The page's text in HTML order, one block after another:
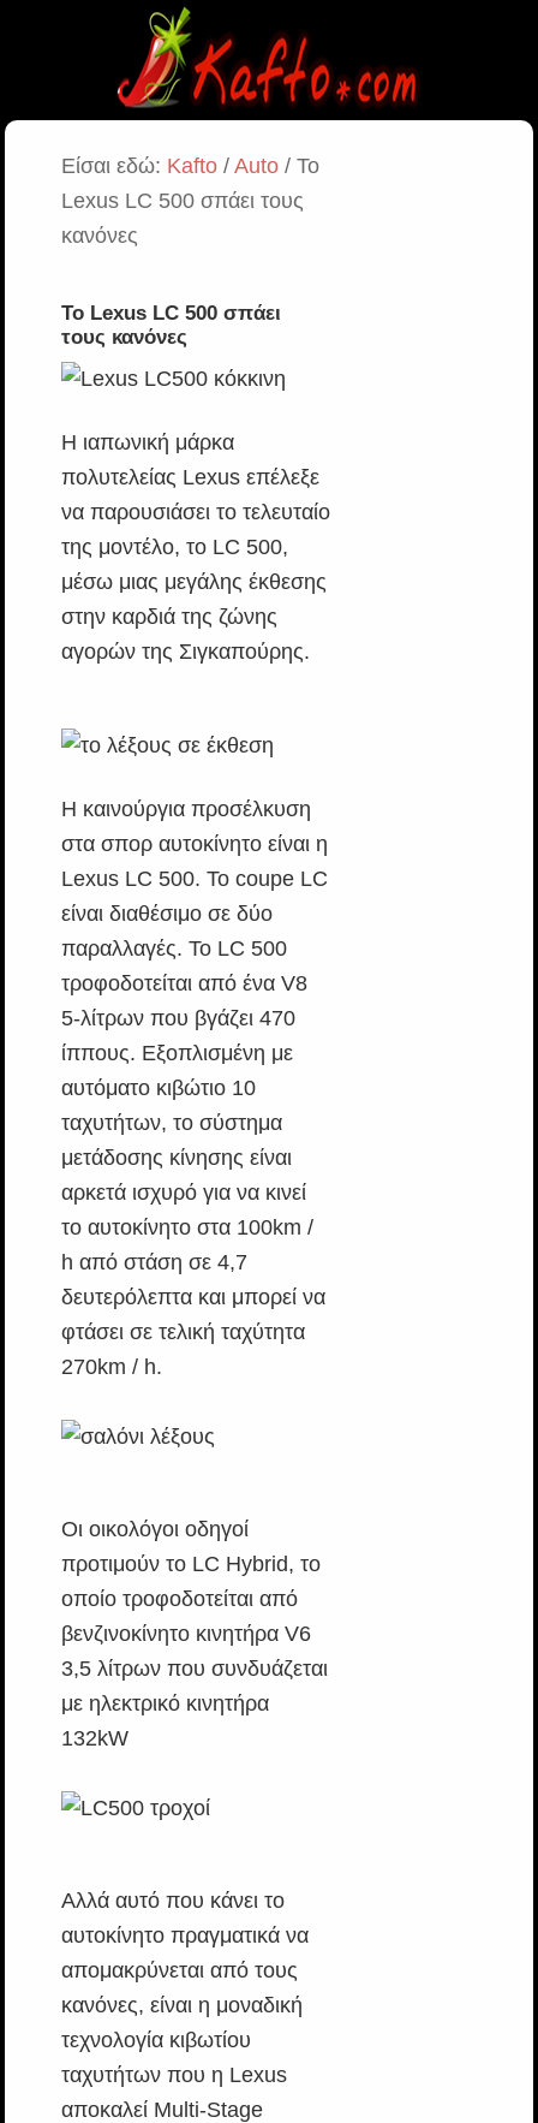
Είσαι εδώ: Kafto/ Auto/ Το
Lexus LC 500 σπάει τους
κανόνες
Το Lexus LC 500 σπάει
τους κανόνες
Η ιαπωνική μάρκα
πολυτελείας Lexus επέλεξε
να παρουσιάσει το τελευταίο
της μοντέλο, το LC 500,
μέσω μιας μεγάλης έκθεσης
στην καρδιά της ζώνης
αγορών της Σιγκαπούρης.
Η καινούργια προσέλκυση
στα σπορ αυτοκίνητο είναι η
Lexus LC 500. Το coupe LC
είναι διαθέσιμο σε δύο
παραλλαγές. Το LC 500
τροφοδοτείται από ένα V8
5-λίτρων που βγάζει 470
ίππους. Εξοπλισμένη με
αυτόματο κιβώτιο 10
ταχυτήτων, το σύστημα
μετάδοσης κίνησης είναι
αρκετά ισχυρό για να κινεί
το αυτοκίνητο στα 100km /
h από στάση σε 4,7
δευτερόλεπτα και μπορεί να
φτάσει σε τελική ταχύτητα
270km / h.
Οι οικολόγοι οδηγοί
προτιμούν το LC Hybrid, το
οποίο τροφοδοτείται από
βενζινοκίνητο κινητήρα V6
3,5 λίτρων που συνδυάζεται
με ηλεκτρικό κινητήρα
132kW
Αλλά αυτό που κάνει το
αυτοκίνητο πραγματικά να
απομακρύνεται από τους
κανόνες, είναι η μοναδική
τεχνολογία κιβωτίου
ταχυτήτων που η Lexus
αποκαλεί Multi-Stage